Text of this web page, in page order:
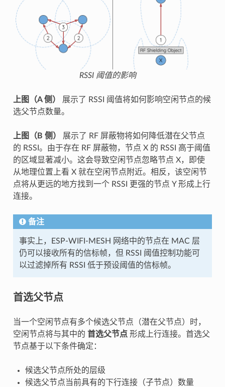
RSSI 阈值的影响
上图（A 侧）
展示了 RSSI 阈值将如何影响空闲节点的候
选父节点数量。
上图（B 侧）
展示了 RF 屏蔽物将如何降低潜在父节点
的 RSSI。由于存在 RF 屏蔽物，节点 X 的 RSSI 高于阈值
的区域显著减小。这会导致空闲节点忽略节点 X，即使
从地理位置上看 X 就在空闲节点附近。相反，该空闲节
点将从更远的地方找到一个 RSSI 更强的节点 Y 形成上行
连接。
备注
事实上，ESP-WIFI-MESH 网络中的节点在 MAC 层
仍可以接收所有的信标帧，但 RSSI 阈值控制功能可
以过滤掉所有 RSSI 低于预设阈值的信标帧。
首选父节点
当一个空闲节点有多个候选父节点（潜在父节点）时，
空闲节点将与其中的 首选父节点 形成上行连接。首选父
节点基于以下条件确定：
候选父节点所处的层级
候选父节点当前具有的下行连接（子节点）数量